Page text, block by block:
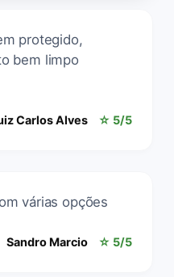
protegido,
bem limpo
Carlos Alves ☆ 5/5
várias opções
Sandro Marcio ☆ 5/5